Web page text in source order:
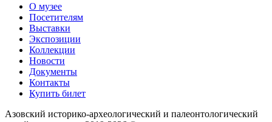
О музее
Посетителям
Выставки
Экспозиции
Коллекции
Новости
Документы
Контакты
Купить билет
Азовский историко‑археологический и палеонтологический